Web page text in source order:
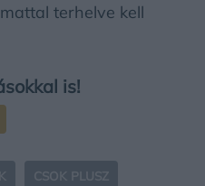
terhelve kell
is!
CSOK PLUSZ